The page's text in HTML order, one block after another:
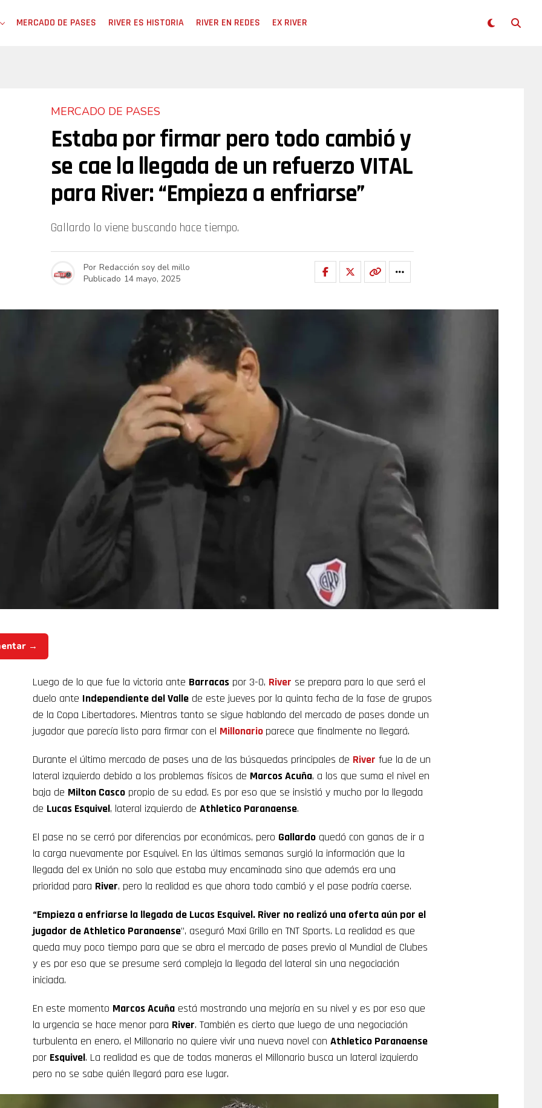
MERCADO DE PASES RIVER ES HISTORIA RIVER EN REDES EX RIVER
MERCADO DE PASES
Estaba por firmar pero todo cambió y
se cae la llegada de un refuerzo VITAL
para River: “Empieza a enfriarse”
Gallardo lo viene buscando hace tiempo.
Por Redacción soy del millo
Publicado 14 mayo, 2025
→
Luego de lo que fue la victoria ante Barracas por 3-0, River se prepara para lo que será el
duelo ante Independiente del Valle de este jueves por la quinta fecha de la fase de grupos
de la Copa Libertadores. Mientras tanto se sigue hablando del mercado de pases donde un
jugador que parecía listo para firmar con el Millonario parece que finalmente no llegará.
Durante el último mercado de pases una de las búsquedas principales de River fue la de un
lateral izquierdo debido a los problemas físicos de Marcos Acuña, a los que suma el nivel en
baja de Milton Casco propio de su edad. Es por eso que se insistió y mucho por la llegada
de Lucas Esquivel, lateral izquierdo de Athletico Paranaense.
El pase no se cerró por diferencias por económicas, pero Gallardo quedó con ganas de ir a
la carga nuevamente por Esquivel. En las últimas semanas surgió la información que la
llegada del ex Unión no solo que estaba muy encaminada sino que además era una
prioridad para River, pero la realidad es que ahora todo cambió y el pase podría caerse.
“Empieza a enfriarse la llegada de Lucas Esquivel. River no realizó una oferta aún por el
jugador de Athletico Paranaense”, aseguró Maxi Grillo en TNT Sports. La realidad es que
queda muy poco tiempo para que se abra el mercado de pases previo al Mundial de Clubes
y es por eso que se presume será compleja la llegada del lateral sin una negociación
iniciada.
En este momento Marcos Acuña está mostrando una mejoría en su nivel y es por eso que
la urgencia se hace menor para River. También es cierto que luego de una negociación
turbulenta en enero, el Millonario no quiere vivir una nueva novel con Athletico Paranaense
por Esquivel. La realidad es que de todas maneras el Millonario busca un lateral izquierdo
pero no se sabe quién llegará para ese lugar.